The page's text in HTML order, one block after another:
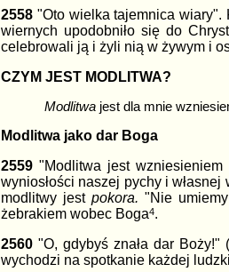
2558 "Oto wielka tajemnica wiary".
wiernych upodobniło się do
celebrowali ją i żyli nią w żywym i
CZYM JEST MODLITWA?
Modlitwa jest dla mnie
Modlitwa jako dar Boga
2559 "Modlitwa jest
wyniosłości naszej pychy i
modlitwy jestpokora. "Nie
żebrakiem wobec Boga4.
2560"O, gdybyś znała dar
wychodzi na spotkanie każdej